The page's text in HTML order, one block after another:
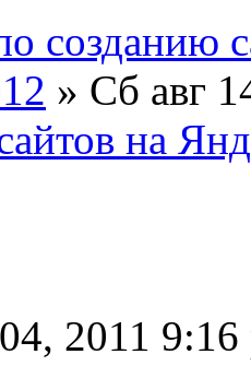
созданию
» Сб авг
на
2011 9:16